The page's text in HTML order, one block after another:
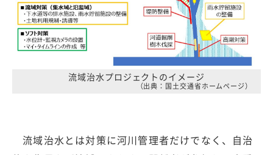
流域治水プロジェクトのイメージ
（出典：国土交通省ホームページ）
流域治水とは対策に河川管理者だけでなく、自治